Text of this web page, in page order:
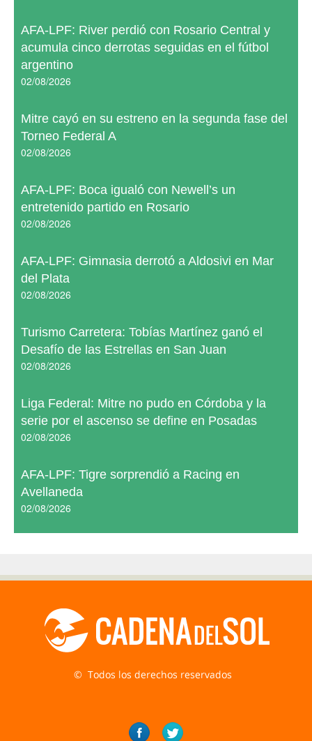
AFA-LPF: River perdió con Rosario Central y
acumula cinco derrotas seguidas en el fútbol
argentino
02/08/2026
Mitre cayó en su estreno en la segunda fase del
Torneo Federal A
02/08/2026
AFA-LPF: Boca igualó con Newell’s un
entretenido partido en Rosario
02/08/2026
AFA-LPF: Gimnasia derrotó a Aldosivi en Mar
del Plata
02/08/2026
Turismo Carretera: Tobías Martínez ganó el
Desafío de las Estrellas en San Juan
02/08/2026
Liga Federal: Mitre no pudo en Córdoba y la
serie por el ascenso se define en Posadas
02/08/2026
AFA-LPF: Tigre sorprendió a Racing en
Avellaneda
02/08/2026